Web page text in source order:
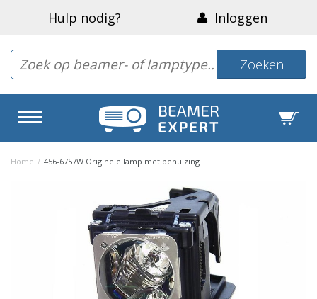
Hulp nodig? Inloggen
Zoeken
Home / 456-6757W Originele lamp met behuizing